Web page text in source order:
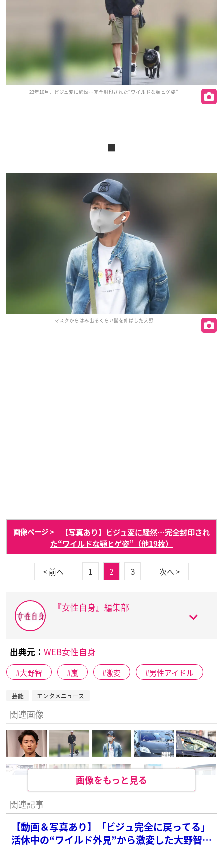
23年10月、ビジュ変に騒然…完全封印された“ワイルドな顎ヒゲ姿”
■
マスクからはみ出るくらい髭を伸ばした大野
画像ページ >
【写真あり】ビジュ変に騒然…完全封印され
た“ワイルドな顎ヒゲ姿”（他19枚）
< 前へ 1 2 3 次へ >
『女性自身』編集部
出典元： WEB女性自身
大野智 嵐 激変 男性アイドル
芸能 エンタメニュース
関連画像
画像をもっと見る
関連記事
【動画＆写真あり】「ビジュ完全に戻ってる」
活休中の“ワイルド外見”から激変した大野智の